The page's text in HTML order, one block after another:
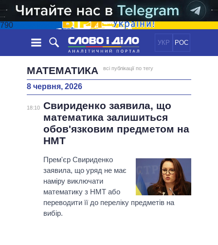
790
УКР РОС
НОВИНИ
СТРІЧКА
ПОДІЇ
СТАТТІ
ДУМКИ
ДАЙДЖЕСТИ
ЕКОНОМІКА
СУСПІЛЬСТВО
СВІТ
ПОЛIТИКИ
УСІ ПОЛІТИКИ
ВЕРХОВНА РАДА
КАБІНЕТ МІНІСТРІВ
ГОЛОВИ ОБЛАДМІНІСТРАЦІЙ
МЕРИ МІСТ
ВСІ ПЕРСОНИ
ІНФОГРАФІКА
ПІДТРИМАТИ
ПОРІВНЯННЯ ПОЛІТИКІВ
МАТЕМАТИКА всі публікації по тегу
8 червня, 2026
18:10 Свириденко заявила, що
математика залишиться
обов'язковим предметом на
НМТ
Прем'єр Свириденко
заявила, що уряд не має
наміру виключати
математику з НМТ або
переводити її до переліку предметів на
вибір.